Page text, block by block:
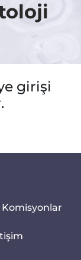
girişi
Komisyonlar